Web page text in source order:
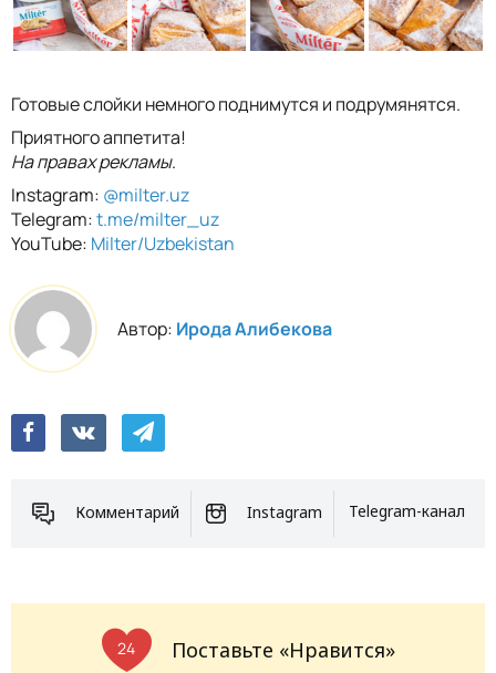
Готовые слойки немного поднимутся и подрумянятся.
Приятного аппетита!
На правах рекламы.
Instagram: @milter.uz
Telegram:t.me/milter_uz
YouTube: Milter/Uzbekistan
Автор: Ирода Алибекова
Комментарий Instagram Telegram-канал
24 Поставьте «Нравится»